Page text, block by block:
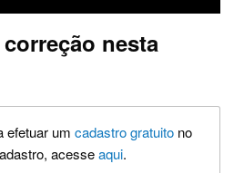
nesta
efetuar um cadastro gratuito no
acesseaqui.